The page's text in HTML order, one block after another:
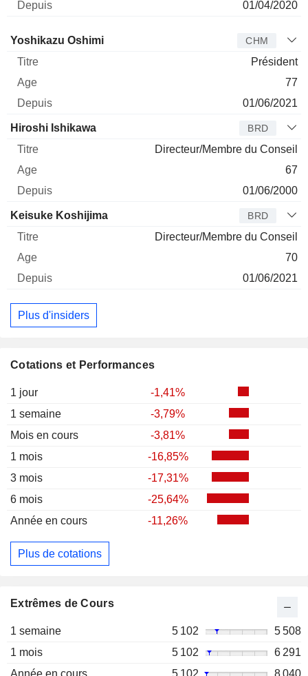
Cotations et Performances
1 jour
-1,41%
1 semaine
-3,79%
Mois en cours
-3,81%
1 mois
-16,85%
3 mois
-17,31%
6 mois
-25,64%
Année en cours
-11,26%
Plus de cotations
Extrêmes de Cours
1 semaine 5 102
5 508
1 mois
5 102
6 291
01/04/2020
Administrateur Titre
Yoshikazu Oshimi CHM
Président
77
01/06/2021
Hiroshi Ishikawa BRD
Directeur/Membre du Conseil
67
01/06/2000
Keisuke Koshijima BRD
Directeur/Membre du Conseil
70
01/06/2021
Plus d'insiders